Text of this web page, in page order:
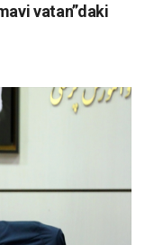
vatan”daki